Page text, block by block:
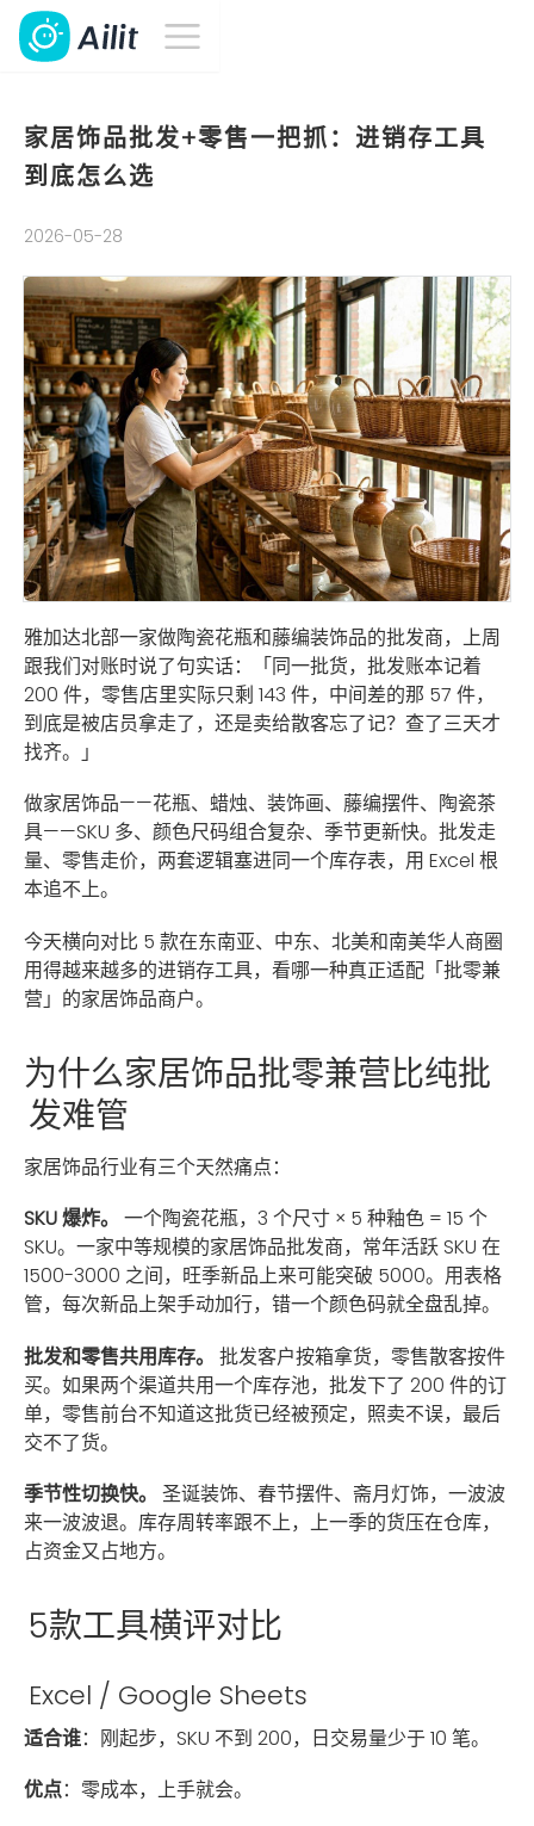
家居饰品批发+零售一把抓：进销存工具
到底怎么选
2026-05-28
雅加达北部一家做陶瓷花瓶和藤编装饰品的批发商，上周
跟我们对账时说了句实话：「同一批货，批发账本记着
200 件，零售店里实际只剩 143 件，中间差的那 57 件，
到底是被店员拿走了，还是卖给散客忘了记？查了三天才
找齐。」
做家居饰品——花瓶、蜡烛、装饰画、藤编摆件、陶瓷茶
具——SKU 多、颜色尺码组合复杂、季节更新快。批发走
量、零售走价，两套逻辑塞进同一个库存表，用 Excel 根
本追不上。
今天横向对比 5 款在东南亚、中东、北美和南美华人商圈
用得越来越多的进销存工具，看哪一种真正适配「批零兼
营」的家居饰品商户。
为什么家居饰品批零兼营比纯批
发难管
家居饰品行业有三个天然痛点：
SKU 爆炸。 一个陶瓷花瓶，3 个尺寸 × 5 种釉色 = 15 个
SKU。一家中等规模的家居饰品批发商，常年活跃 SKU 在
1500-3000 之间，旺季新品上来可能突破 5000。用表格
管，每次新品上架手动加行，错一个颜色码就全盘乱掉。
批发和零售共用库存。 批发客户按箱拿货，零售散客按件
买。如果两个渠道共用一个库存池，批发下了 200 件的订
单，零售前台不知道这批货已经被预定，照卖不误，最后
交不了货。
季节性切换快。 圣诞装饰、春节摆件、斋月灯饰，一波波
来一波波退。库存周转率跟不上，上一季的货压在仓库，
占资金又占地方。
5款工具横评对比
Excel / Google Sheets
适合谁：刚起步，SKU 不到 200，日交易量少于 10 笔。
优点：零成本，上手就会。